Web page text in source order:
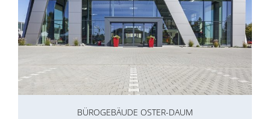
BÜROGEBÄUDE OSTER-DAUM